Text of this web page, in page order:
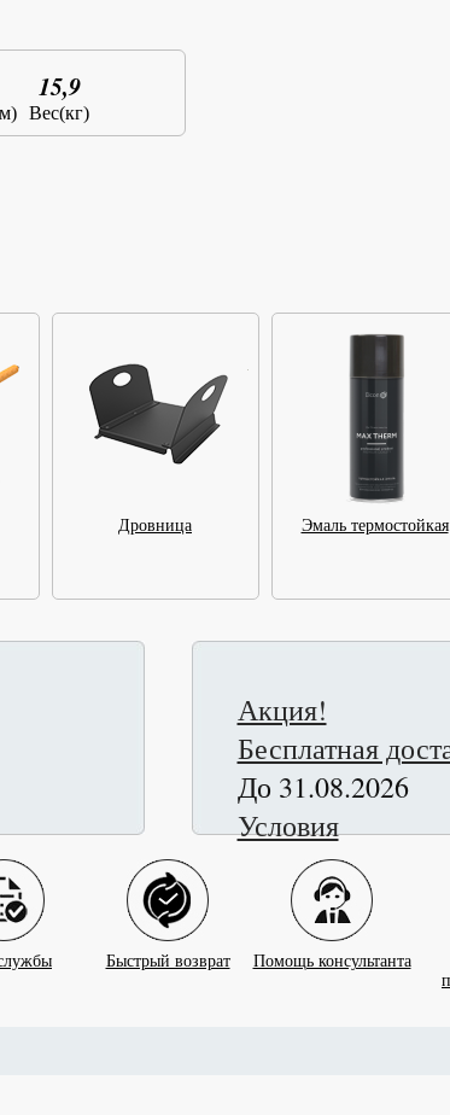
15,9
Вес(кг)
Дровница Эмаль термостойкая
Акция!
Бесплатная
До 31.08.2026
Условия
Быстрый возврат Помощь консультанта